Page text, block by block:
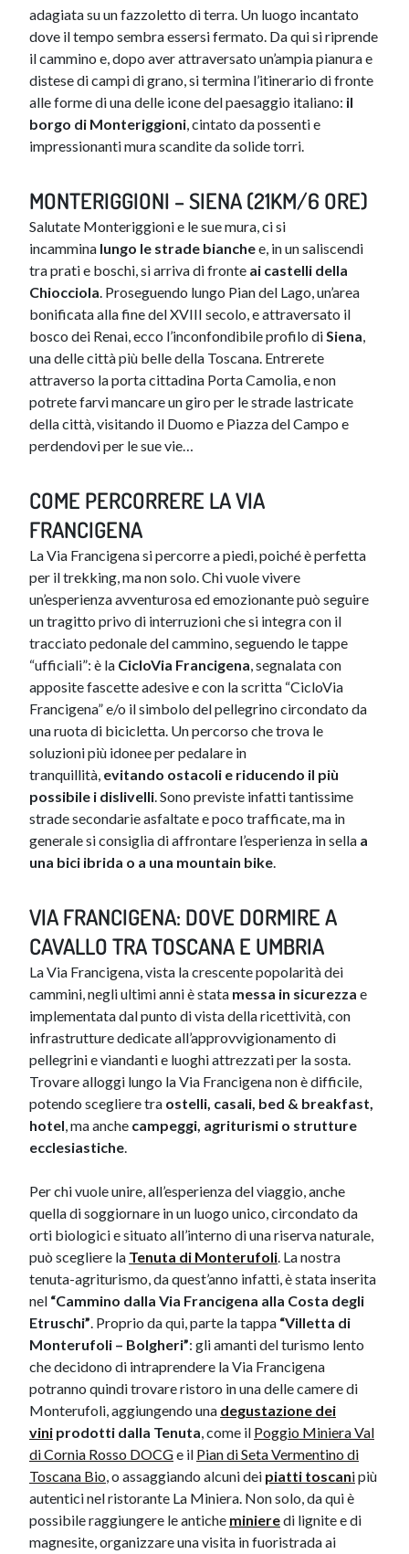
adagiata su un fazzoletto di terra. Un luogo incantato
dove il tempo sembra essersi fermato. Da qui si riprende
il cammino e, dopo aver attraversato un’ampia pianura e
distese di campi di grano, si termina l’itinerario di fronte
alle forme di una delle icone del paesaggio italiano: il
borgo di Monteriggioni, cintato da possenti e
impressionanti mura scandite da solide torri.
MONTERIGGIONI – SIENA (21KM/6 ORE)
Salutate Monteriggioni e le sue mura, ci si
incammina lungo le strade bianchee, in un saliscendi
tra prati e boschi, si arriva di fronte ai castelli della
Chiocciola. Proseguendo lungo Pian del Lago, un’area
bonificata alla fine del XVIII secolo, e attraversato il
bosco dei Renai, ecco l’inconfondibile profilo diSiena,
una delle città più belle della Toscana. Entrerete
attraverso la porta cittadina Porta Camolia, e non
potrete farvi mancare un giro per le strade lastricate
della città, visitando il Duomo e Piazza del Campo e
perdendovi per le sue vie…
COME PERCORRERE LA VIA
FRANCIGENA
La Via Francigena si percorre a piedi, poiché è perfetta
per il trekking, ma non solo. Chi vuole vivere
un’esperienza avventurosa ed emozionante può seguire
un tragitto privo di interruzioni che si integra con il
tracciato pedonale del cammino, seguendo le tappe
“ufficiali”: è la CicloVia Francigena, segnalata con
apposite fascette adesive e con la scritta “CicloVia
Francigena” e/o il simbolo del pellegrino circondato da
una ruota di bicicletta. Un percorso che trova le
soluzioni più idonee per pedalare in
tranquillità, evitando ostacoli e riducendo il più
possibile i dislivelli. Sono previste infatti tantissime
strade secondarie asfaltate e poco trafficate, ma in
generale si consiglia di affrontare l’esperienza in sella a
una bici ibrida o a una mountain bike.
VIA FRANCIGENA: DOVE DORM​IRE A
CAVALLO TRA TOSCANA E UMBRIA
La Via Francigena, vista la crescente popolarità dei
cammini, negli ultimi anni è stata messa in sicurezza e
implementata dal punto di vista della ricettività, con
infrastrutture dedicate all’approvvigionamento di
pellegrini e viandanti e luoghi attrezzati per la sosta.
Trovare alloggi lungo la Via Francigena non è difficile,
potendo scegliere tra ostelli, casali, bed & breakfast,
hotel, ma anche campeggi, agriturismi o strutture
ecclesiastiche.
​Per chi vuole unire, all’esperienza del viaggio, anche
quella di soggiornare in un luogo unico, circondato da
orti biologici e situato all’interno di una riserva naturale,
può scegliere la Tenuta di Monterufol​i. La nostra
tenuta-agriturismo, da quest’anno infatti, è stata inserita
nel “Cammino dalla Via Francigena alla Costa degli
Etruschi”. Proprio da qui, parte la tappa “Villetta di
Monterufoli – Bolgheri”: gli amanti del turismo lento
che decidono di intraprendere la Via Francigena
potranno quindi trovare ristoro in una delle camere di
Monterufoli, aggiungendo una degustazione dei
vini prodotti dalla Tenuta, come il Poggio Miniera Val
di Cornia Rosso DOCGe il Pian di Seta Vermentino di
Toscana Bio​, o assaggiando alcuni dei piatti toscanipiù
autentici nel ristorante La Miniera. Non solo, da qui è
possibile raggiungere le antiche minieredi lignite e di
magnesite, organizzare una visita in fuoristrada ai